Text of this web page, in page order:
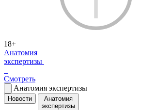
18+
Анатомия
экспертизы
Смотреть
Анатомия экспертизы
Новости
Анатомия
экспертизы